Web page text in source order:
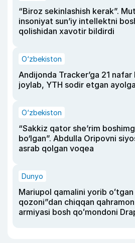
“Biroz sekinlashish kerak”.
insoniyat sun’iy intellektni
qolishidan xavotir bildirdi
O‘zbekiston
Andijonda Tracker’ga 21 nafar
joylab, YTH sodir etgan
O‘zbekiston
“Sakkiz qator she’rim
bo‘lgan”. Abdulla Oripovni
asrab qolgan voqea
Dunyo
Mariupol qamalini yorib
qozoni”dan chiqqan
armiyasi bosh qoʻmondoni